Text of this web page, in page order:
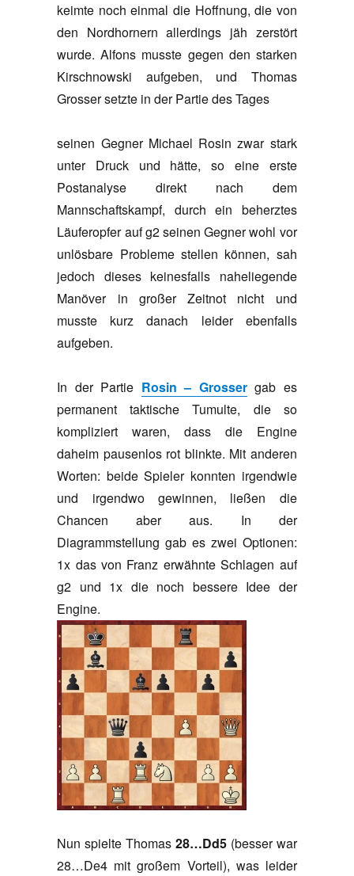
keimte noch einmal die Hoffnung, die von
den Nordhornern allerdings jäh zerstört
wurde. Alfons musste gegen den starken
Kirschnowski aufgeben, und Thomas
Grosser setzte in der Partie des Tages
seinen Gegner Michael Rosin zwar stark
unter Druck und hätte, so eine erste
Postanalyse direkt nach dem
Mannschaftskampf, durch ein beherztes
Läuferopfer auf g2 seinen Gegner wohl vor
unlösbare Probleme stellen können, sah
jedoch dieses keinesfalls naheliegende
Manöver in großer Zeitnot nicht und
musste kurz danach leider ebenfalls
aufgeben.
In der Partie Rosin – Grossergab es
permanent taktische Tumulte, die so
kompliziert waren, dass die Engine
daheim pausenlos rot blinkte. Mit anderen
Worten: beide Spieler konnten irgendwie
und irgendwo gewinnen, ließen die
Chancen aber aus. In der
Diagrammstellung gab es zwei Optionen:
1x das von Franz erwähnte Schlagen auf
g2 und 1x die noch bessere Idee der
Engine.
Nun spielte Thomas 28…Dd5(besser war
28…De4 mit großem Vorteil), was leider